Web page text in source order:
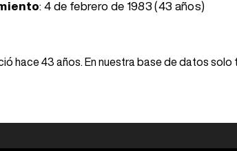
:4 de febrero de 1983 (43 años)
hace 43 años. En nuestra base de datos solo